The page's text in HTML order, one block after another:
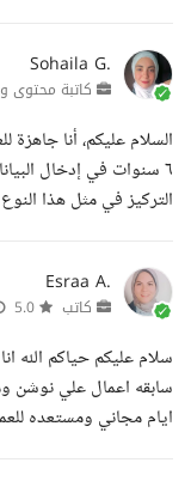
Sohaila G.
كاتبة محتوى
السلام عليكم، أنا
التركيز في مثل هذا
Esraa A.
كاتب
سلام عليكم حياكم الله
ايام مجاني ومستعده